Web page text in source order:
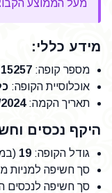
מעל הממוצע
מידע כללי:
מספר קופה:
15257
אוכלוסיית הקופה:
תאריך הקמה:
היקף נכסים
גודל הקופה:
19
סך חשיפה למניות
סך חשיפה לנכסים